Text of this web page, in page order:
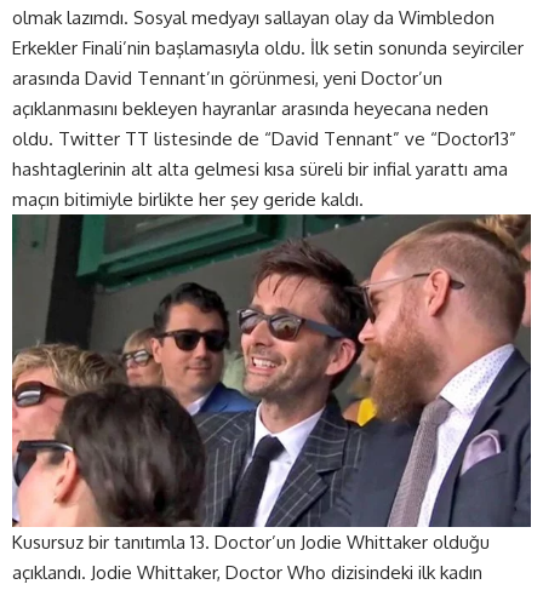
olmak lazımdı. Sosyal medyayı sallayan olay da Wimbledon
Erkekler Finali’nin başlamasıyla oldu. İlk setin sonunda seyirciler
arasında David Tennant’ın görünmesi, yeni Doctor’un
açıklanmasını bekleyen hayranlar arasında heyecana neden
oldu. Twitter TT listesinde de “David Tennant” ve “Doctor13”
hashtaglerinin alt alta gelmesi kısa süreli bir infial yarattı ama
maçın bitimiyle birlikte her şey geride kaldı.
Kusursuz bir tanıtımla 13. Doctor’un Jodie Whittaker olduğu
açıklandı. Jodie Whittaker, Doctor Who dizisindeki ilk kadın